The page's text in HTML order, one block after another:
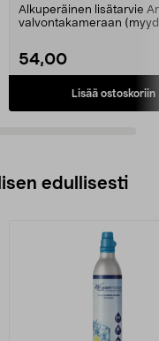
Alkuperäinen lisätarvie
valvontakameraan
54,00
Lisää ostoskoriin
edullisesti